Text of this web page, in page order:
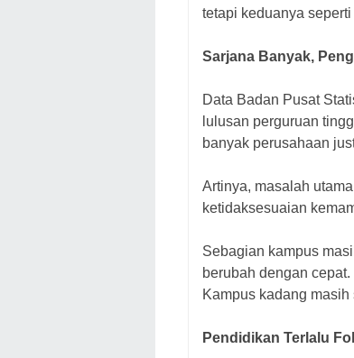
tetapi keduanya
Sarjana Banyak,
Data Badan Pusat
lulusan perguruan
banyak perusahaan
Artinya, masalah
ketidaksesuaian
Sebagian kampus
berubah dengan
Kampus kadang
Pendidikan Terlalu